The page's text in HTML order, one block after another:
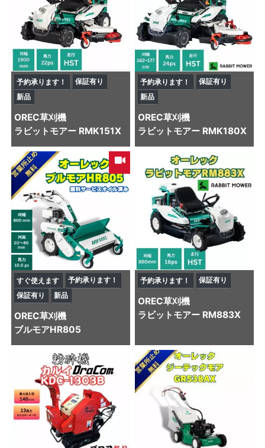
予約承ります！
保証有り
新品
OREC草刈機
ラビットモアー RMK151X
予約承ります！
保証有り
新品
OREC草刈機
ラビットモアー RMK180X
すぐ使えます
予約承ります！
保証有り
新品
OREC草刈機
ブルモアHR805
予約承ります！ 保証有り
OREC草刈機
ラビットモアー RM883X